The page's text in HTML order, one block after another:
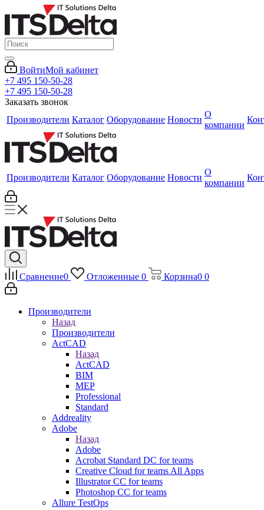
ВойтиМой кабинет
+7 495 150-50-28
+7 495 150-50-28
Заказать звонок
Производители Каталог Оборудование Новости
О
компании
Производители Каталог Оборудование Новости
О
компании
Сравнение0 Отложенные 0 Корзина0 0
Производители
Назад
Производители
ActCAD
Назад
ActCAD
BIM
MEP
Professional
Standard
Addreality
Adobe
Назад
Adobe
Acrobat Standard DC for teams
Creative Cloud for teams All Apps
Illustrator CC for teams
Photoshop CC for teams
Allure TestOps